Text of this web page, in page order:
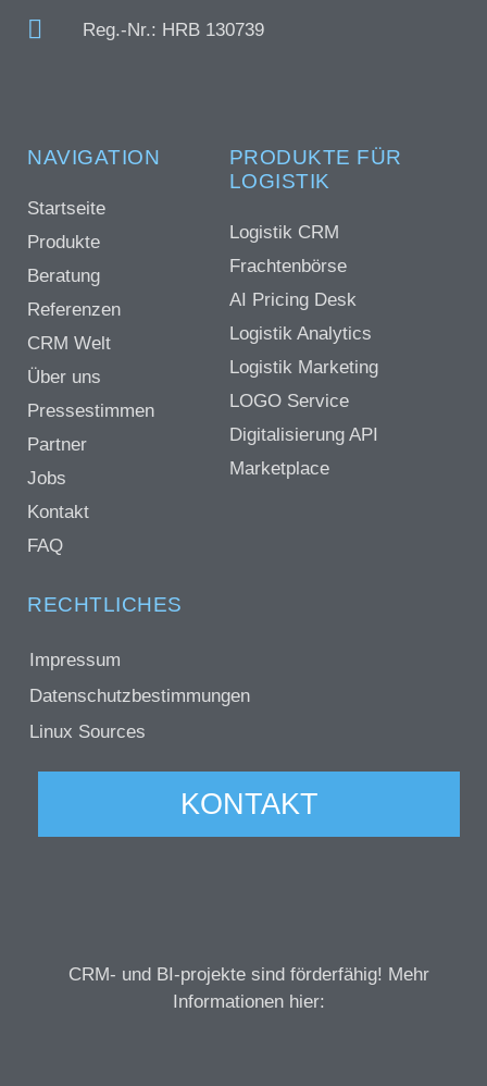
Reg.-Nr.: HRB 130739
NAVIGATION
Startseite
Produkte
Beratung
Referenzen
CRM Welt
Über uns
Pressestimmen
Partner
Jobs
Kontakt
FAQ
PRODUKTE FÜR
LOGISTIK
Logistik CRM
Frachtenbörse
AI Pricing Desk
Logistik Analytics
Logistik Marketing
LOGO Service
Digitalisierung API
Marketplace
RECHTLICHES
Impressum
Datenschutzbestimmungen
Linux Sources
KONTAKT
CRM- und BI-projekte sind förderfähig! Mehr
Informationen hier: